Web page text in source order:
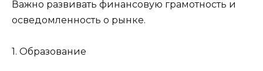
Важно развивать финансовую грамотность и
осведомленность о рынке.
1. Образование